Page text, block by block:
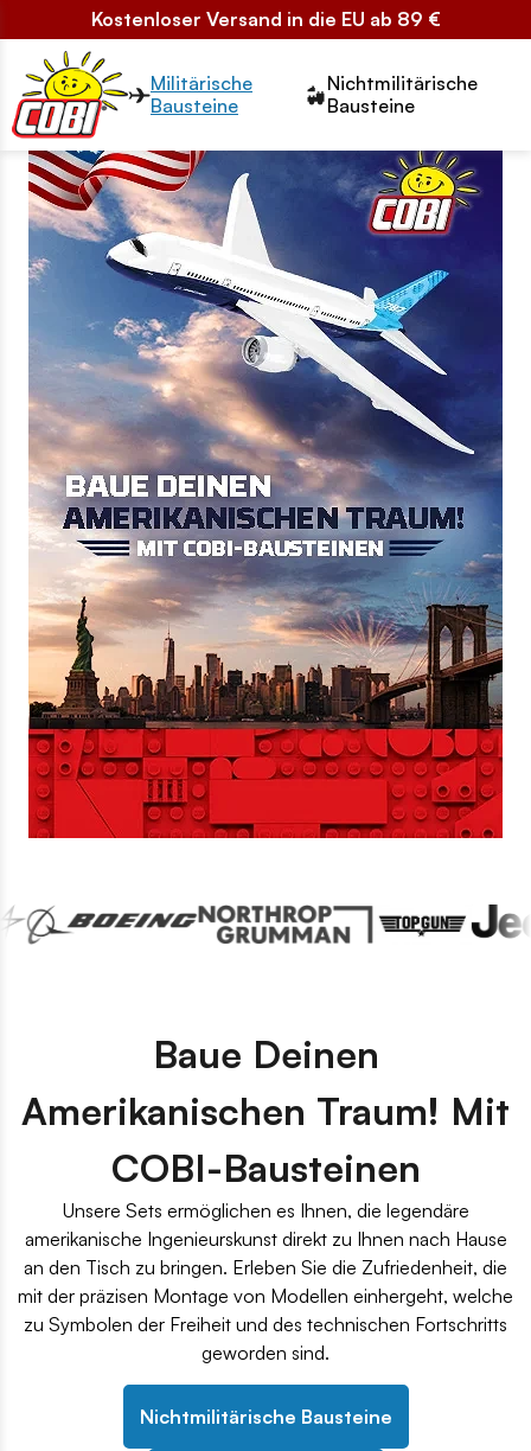
Kostenloser Versand in die EU ab 89 €
Przełącznik segmentów2
Militärische
Bausteine
Nichtmilitärische
Bausteine
LP (DE) Dzień Niepodległości
Baue Deinen
Amerikanischen Traum! Mit
COBI-Bausteinen
Unsere Sets ermöglichen es Ihnen, die legendäre
amerikanische Ingenieurskunst direkt zu Ihnen nach Hause
an den Tisch zu bringen. Erleben Sie die Zufriedenheit, die
mit der präzisen Montage von Modellen einhergeht, welche
zu Symbolen der Freiheit und des technischen Fortschritts
geworden sind.
Nichtmilitärische Bausteine